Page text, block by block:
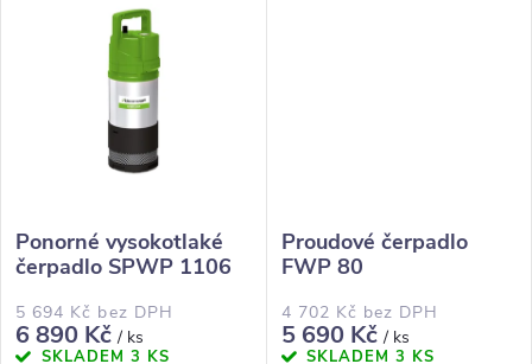
průměru 27 mm, jako je např.
Ponorné vysokotlaké
čerpadlo SPWP 1106
5 694 Kč bez DPH
6 890 Kč/ ks
SKLADEM 3 KS
Proudové čerpadlo
FWP 80
4 702 Kč bez DPH
5 690 Kč/ ks
SKLADEM3 KS